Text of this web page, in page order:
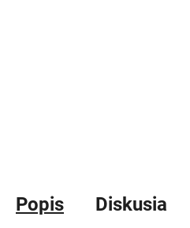
Popis Diskusia